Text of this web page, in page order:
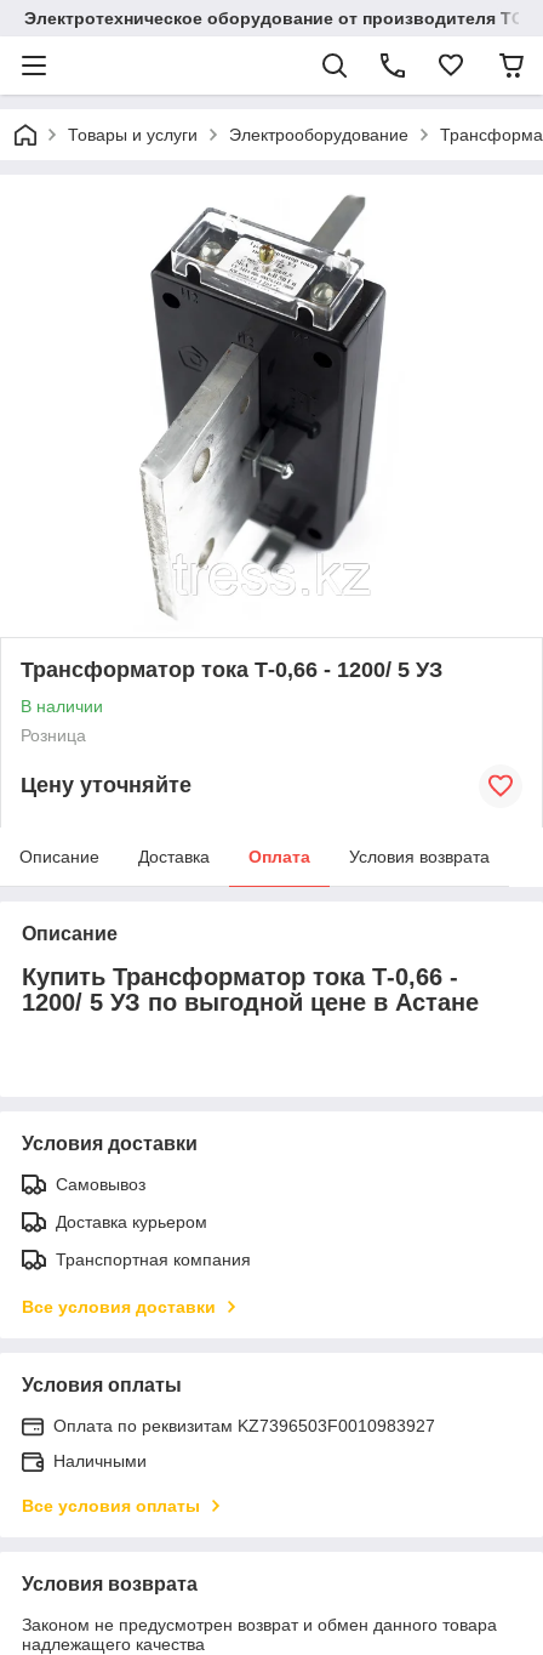
Электротехническое оборудование от производителя TOO
Товары и услуги Электрооборудование
Трансформатор тока Т-0,66 - 1200/ 5 УЗ
В наличии
Розница
Цену уточняйте
Описание Доставка Оплата Условия возврата
Описание
Купить Трансформатор тока Т-0,66 -
1200/ 5 УЗ по выгодной цене в Астане
Условия доставки
Самовывоз
Доставка курьером
Транспортная компания
Все условия доставки
Условия оплаты
Оплата по реквизитам KZ7396503F0010983927
Наличными
Все условия оплаты
Условия возврата
Законом не предусмотрен возврат и обмен данного товара
надлежащего качества